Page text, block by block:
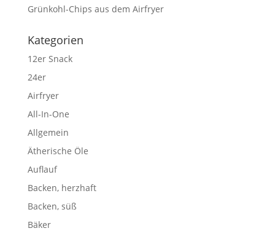
Grünkohl-Chips aus dem Airfryer
Kategorien
12er Snack
24er
Airfryer
All-In-One
Allgemein
Ätherische Öle
Auflauf
Backen, herzhaft
Backen, süß
Bäker